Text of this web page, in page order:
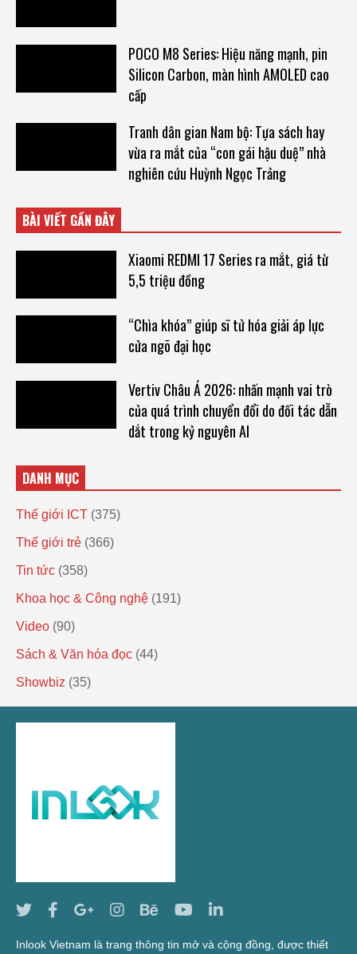
POCO M8 Series: Hiệu năng mạnh, pin
Silicon Carbon, màn hình AMOLED cao
cấp
Tranh dân gian Nam bộ: Tựa sách hay
vừa ra mắt của “con gái hậu duệ” nhà
nghiên cứu Huỳnh Ngọc Trảng
BÀI VIẾT GẦN ĐÂY
Xiaomi REDMI 17 Series ra mắt, giá từ
5,5 triệu đồng
“Chìa khóa” giúp sĩ tử hóa giải áp lực
cửa ngõ đại học
Vertiv Châu Á 2026: nhấn mạnh vai trò
của quá trình chuyển đổi do đối tác dẫn
dắt trong kỷ nguyên AI
DANH MỤC
Thế giới ICT (375)
Thế giới trẻ (366)
Tin tức (358)
Khoa học & Công nghệ (191)
Video (90)
Sách & Văn hóa đọc (44)
Showbiz (35)
Inlook Vietnam là trang thông tin mở và cộng đồng, được thiết